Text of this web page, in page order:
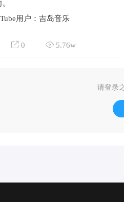
用户：吉岛音乐
0 5.76w
请登录